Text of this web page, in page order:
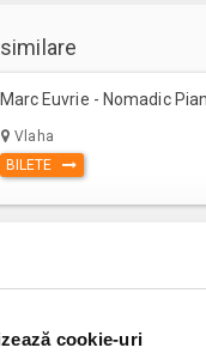
cookie-uri
Marc Euvrie - Nomadic
Vlaha
BILETE